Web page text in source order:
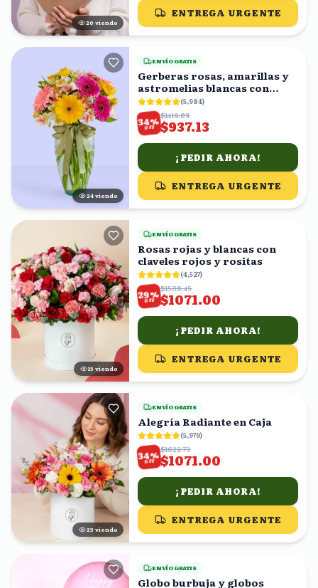
19 viendo
ENTREGA URGENTE
23 viendo
ENVÍO GRATIS
Gerberas rosas, amarillas y
astromelias blancas con
florero (5,984)
34%
OFF
$1419.89
$937.13
¡PEDIR AHORA!
ENTREGA URGENTE
15 viendo
ENVÍO GRATIS
Rosas rojas y blancas con
claveles rojos y rositas
(4,527)
29%
OFF
$1508.45
$1071.00
¡PEDIR AHORA!
ENTREGA URGENTE
25 viendo
ENVÍO GRATIS
Alegría Radiante en Caja
(5,979)
34%
OFF
$1622.73
$1071.00
¡PEDIR AHORA!
ENTREGA URGENTE
ENVÍO GRATIS
Globo burbuja y globos